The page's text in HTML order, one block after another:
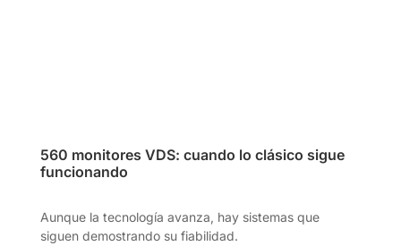
560 monitores VDS: cuando lo clásico sigue
funcionando
Aunque la tecnología avanza, hay sistemas que
siguen demostrando su fiabilidad.